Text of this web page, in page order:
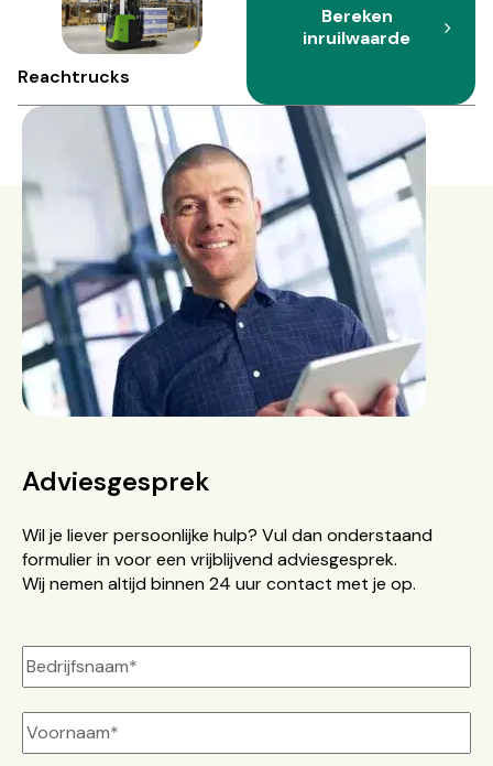
Reachtrucks
Bereken
inruilwaarde
Adviesgesprek
Wil je liever persoonlijke hulp? Vul dan onderstaand
formulier in voor een vrijblijvend adviesgesprek.
Wij nemen altijd binnen 24 uur contact met je op.